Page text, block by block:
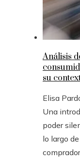
Análisis
su
Elisa
Una
poder
lo largo